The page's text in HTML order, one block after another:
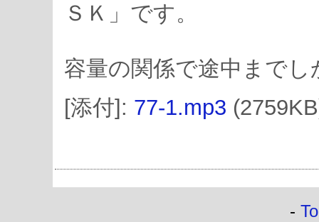
ＳＫ」です。
容量の関係で途中まで
[添付]: 77-1.mp3
-